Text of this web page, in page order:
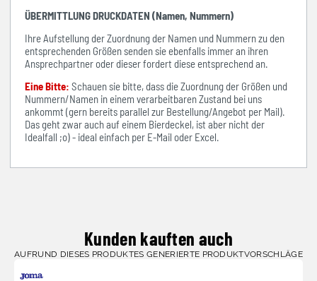
ÜBERMITTLUNG DRUCKDATEN (Namen, Nummern)
Ihre Aufstellung der Zuordnung der Namen und Nummern zu den
entsprechenden Größen senden sie ebenfalls immer an ihren
Ansprechpartner oder dieser fordert diese entsprechend an.
Eine Bitte: Schauen sie bitte, dass die Zuordnung der Größen und
Nummern/Namen in einem verarbeitbaren Zustand bei uns
ankommt (gern bereits parallel zur Bestellung/Angebot per Mail).
Das geht zwar auch auf einem Bierdeckel, ist aber nicht der
Idealfall ;o) - ideal einfach per E-Mail oder Excel.
Kunden kauften auch
AUFRUND DIESES PRODUKTES GENERIERTE PRODUKTVORSCHLÄGE